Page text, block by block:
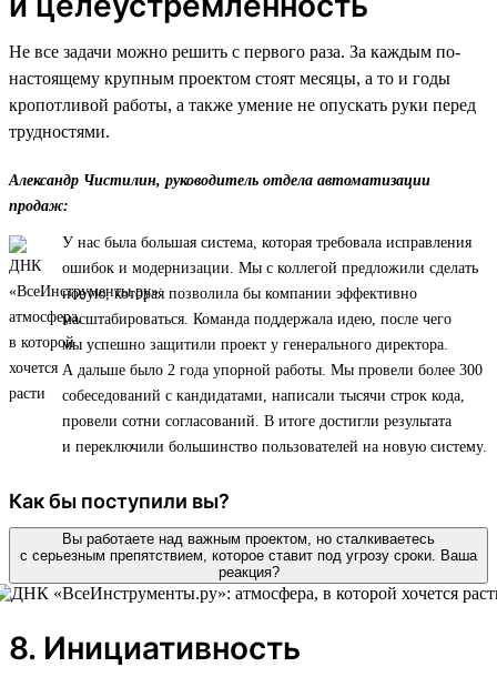
Не все задачи можно решить с первого раза. За каждым по-
настоящему крупным проектом стоят месяцы, а то и годы
кропотливой работы, а также умение не опускать руки перед
трудностями.
Александр Чистилин, руководитель отдела автоматизации
продаж:
У нас была большая система, которая требовала исправления
ошибок и модернизации. Мы с коллегой предложили сделать
новую, которая позволила бы компании эффективно
масштабироваться. Команда поддержала идею, после чего
мы успешно защитили проект у генерального директора.
А дальше было 2 года упорной работы. Мы провели более 300
собеседований с кандидатами, написали тысячи строк кода,
провели сотни согласований. В итоге достигли результата
и переключили большинство пользователей на новую систему.
Как бы поступили вы?
Вы работаете над важным проектом, но сталкиваетесь
с серьезным препятствием, которое ставит под угрозу сроки. Ваша
реакция?
8. Инициативность